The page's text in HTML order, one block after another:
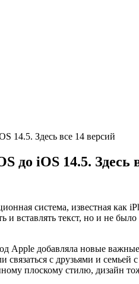
14.5. Здесь все 14 версий
до iOS 14.5. Здесь
система, известная как
и вставлять текст, но и не
Apple добавляла новые
с друзьями и
плоскому стилю, дизайн